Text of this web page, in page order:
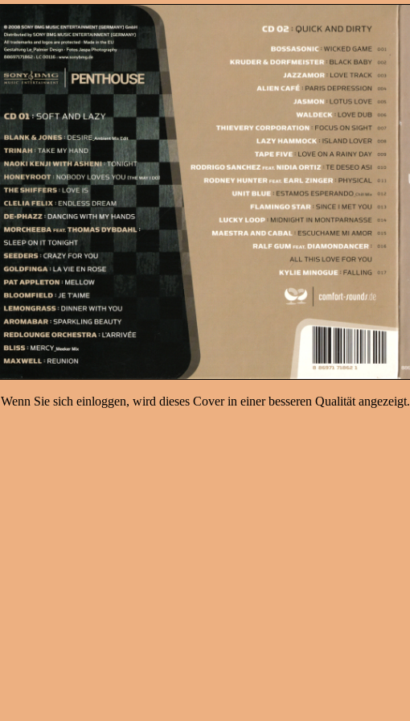
Wenn Sie sich einloggen, wird dieses Cover in einer besseren Qualität angezeigt.